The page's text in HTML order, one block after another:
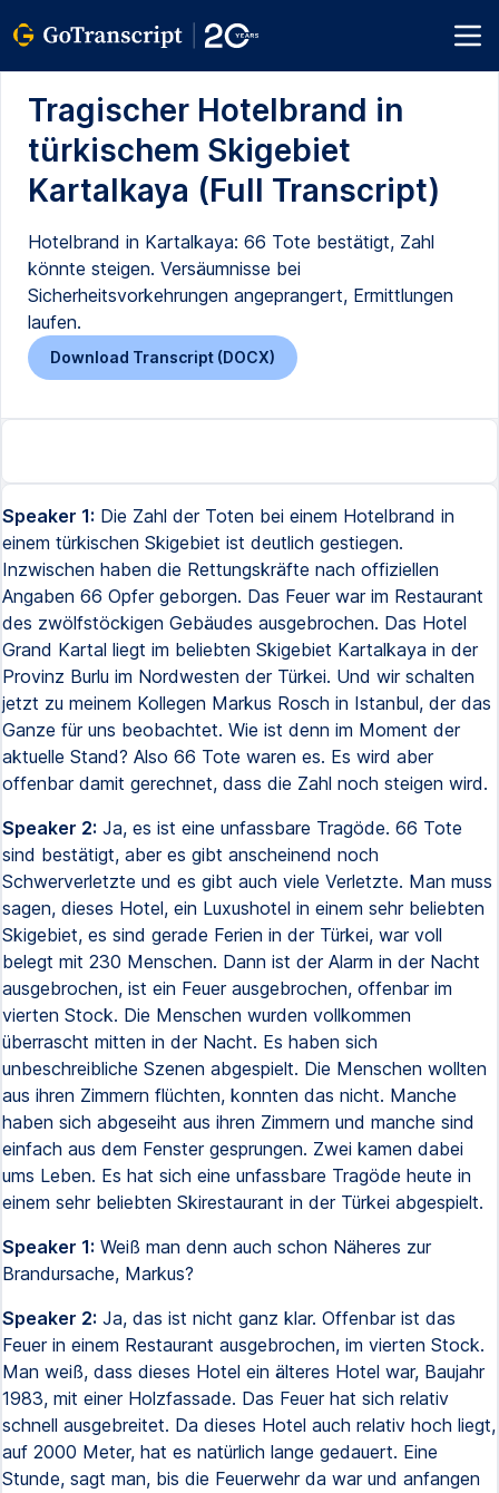
Tragischer Hotelbrand in
türkischem Skigebiet
Kartalkaya (Full Transcript)
Hotelbrand in Kartalkaya: 66 Tote bestätigt, Zahl
könnte steigen. Versäumnisse bei
Sicherheitsvorkehrungen angeprangert, Ermittlungen
laufen.
Download Transcript (DOCX)
Speaker 1: Die Zahl der Toten bei einem Hotelbrand in
einem türkischen Skigebiet ist deutlich gestiegen.
Inzwischen haben die Rettungskräfte nach offiziellen
Angaben 66 Opfer geborgen. Das Feuer war im Restaurant
des zwölfstöckigen Gebäudes ausgebrochen. Das Hotel
Grand Kartal liegt im beliebten Skigebiet Kartalkaya in der
Provinz Burlu im Nordwesten der Türkei. Und wir schalten
jetzt zu meinem Kollegen Markus Rosch in Istanbul, der das
Ganze für uns beobachtet. Wie ist denn im Moment der
aktuelle Stand? Also 66 Tote waren es. Es wird aber
offenbar damit gerechnet, dass die Zahl noch steigen wird.
Speaker 2: Ja, es ist eine unfassbare Tragöde. 66 Tote
sind bestätigt, aber es gibt anscheinend noch
Schwerverletzte und es gibt auch viele Verletzte. Man muss
sagen, dieses Hotel, ein Luxushotel in einem sehr beliebten
Skigebiet, es sind gerade Ferien in der Türkei, war voll
belegt mit 230 Menschen. Dann ist der Alarm in der Nacht
ausgebrochen, ist ein Feuer ausgebrochen, offenbar im
vierten Stock. Die Menschen wurden vollkommen
überrascht mitten in der Nacht. Es haben sich
unbeschreibliche Szenen abgespielt. Die Menschen wollten
aus ihren Zimmern flüchten, konnten das nicht. Manche
haben sich abgeseiht aus ihren Zimmern und manche sind
einfach aus dem Fenster gesprungen. Zwei kamen dabei
ums Leben. Es hat sich eine unfassbare Tragöde heute in
einem sehr beliebten Skirestaurant in der Türkei abgespielt.
Speaker 1: Weiß man denn auch schon Näheres zur
Brandursache, Markus?
Speaker 2: Ja, das ist nicht ganz klar. Offenbar ist das
Feuer in einem Restaurant ausgebrochen, im vierten Stock.
Man weiß, dass dieses Hotel ein älteres Hotel war, Baujahr
1983, mit einer Holzfassade. Das Feuer hat sich relativ
schnell ausgebreitet. Da dieses Hotel auch relativ hoch liegt,
auf 2000 Meter, hat es natürlich lange gedauert. Eine
Stunde, sagt man, bis die Feuerwehr da war und anfangen